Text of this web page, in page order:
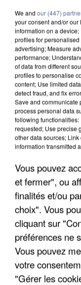
DE FAUNE
We and our (447)
your consent and/or
information on a
profiles for
advertising; Measure
performance;
of data from different
profiles to personalise
content; Use limited
detect fraud, and fix
Save and communicate
process personal data
following
requested; Use precise
other data sources;
information transmitted
Vous pouvez
et fermer", ou
finalités et/ou
choix". Vous
cliquant sur
préférences ne
Vous pouvez
votre
"Gérer les